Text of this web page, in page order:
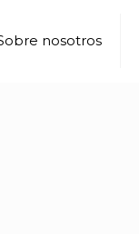
nosotros